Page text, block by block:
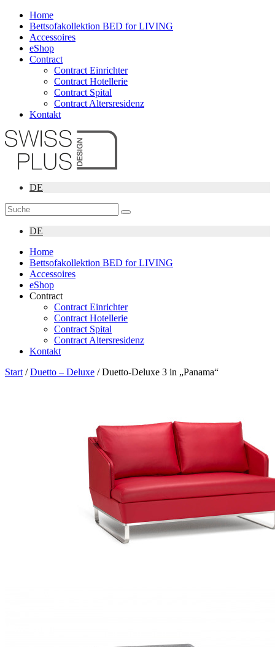
Home
Bettsofakollektion BED for LIVING
Accessoires
eShop
Contract
Contract Einrichter
Contract Hotellerie
Contract Spital
Contract Altersresidenz
Kontakt
DE
DE
Home
Bettsofakollektion BED for LIVING
Accessoires
eShop
Contract
Contract Einrichter
Contract Hotellerie
Contract Spital
Contract Altersresidenz
Kontakt
Start /Duetto – Deluxe / Duetto-Deluxe 3 in „Panama“